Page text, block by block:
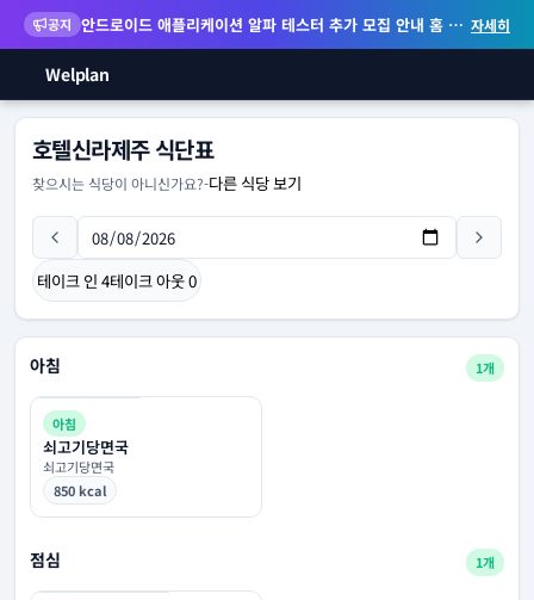
공지 안드로이드 애플리케이션 알파 테스터 추가 모집 안내 홈 화면 위젯 등 지원 자세히
Welplan
호텔신라제주 식단표
찾으시는 식당이 아니신가요?-다른 식당 보기
테이크 인 4테이크 아웃0
아침 1개
아침
쇠고기당면국
쇠고기당면국
850 kcal
점심 1개